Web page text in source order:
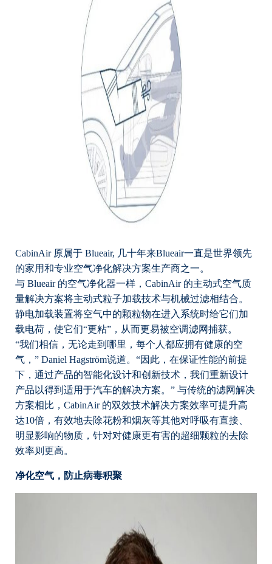
CabinAir 原属于 Blueair, 几十年来Blueair一直是世界领先
的家用和专业空气净化解决方案生产商之一。
与 Blueair 的空气净化器一样，CabinAir 的主动式空气质
量解决方案将主动式粒子加载技术与机械过滤相结合。
静电加载装置将空气中的颗粒物在进入系统时给它们加
载电荷，使它们“更粘”，从而更易被空调滤网捕获。
“我们相信，无论走到哪里，每个人都应拥有健康的空
气，” Daniel Hagström说道。“因此，在保证性能的前提
下，通过产品的智能化设计和创新技术，我们重新设计
产品以得到适用于汽车的解决方案。” 与传统的滤网解决
方案相比，CabinAir 的双效技术解决方案效率可提升高
达10倍，有效地去除花粉和烟灰等其他对呼吸有直接、
明显影响的物质，针对对健康更有害的超细颗粒的去除
效率则更高。
净化空气，防止病毒积聚